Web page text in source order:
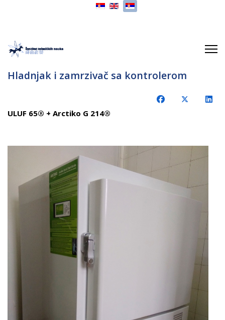
Izaberite vaš jezik
Hladnjak i zamrzivač sa kontrolerom
ULUF 65® + Arctiko G 214®